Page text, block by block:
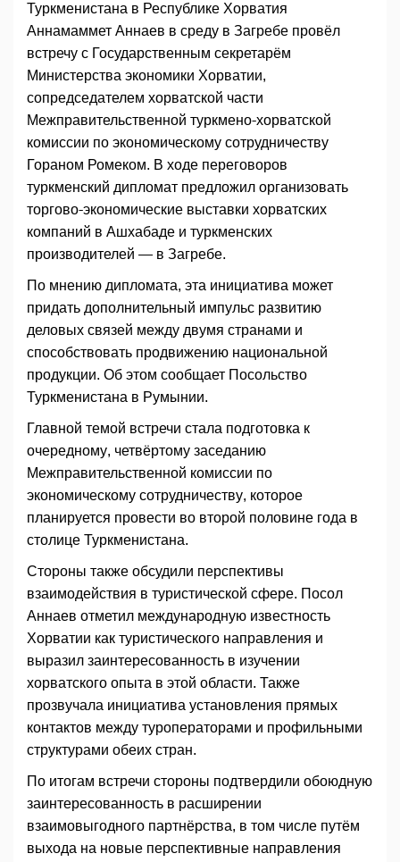
Туркменистана в Республике Хорватия
Аннамаммет Аннаев в среду в Загребе провёл
встречу с Государственным секретарём
Министерства экономики Хорватии,
сопредседателем хорватской части
Межправительственной туркмено-хорватской
комиссии по экономическому сотрудничеству
Гораном Ромеком. В ходе переговоров
туркменский дипломат предложил организовать
торгово-экономические выставки хорватских
компаний в Ашхабаде и туркменских
производителей — в Загребе.
По мнению дипломата, эта инициатива может
придать дополнительный импульс развитию
деловых связей между двумя странами и
способствовать продвижению национальной
продукции. Об этом сообщает Посольство
Туркменистана в Румынии.
Главной темой встречи стала подготовка к
очередному, четвёртому заседанию
Межправительственной комиссии по
экономическому сотрудничеству, которое
планируется провести во второй половине года в
столице Туркменистана.
Стороны также обсудили перспективы
взаимодействия в туристической сфере. Посол
Аннаев отметил международную известность
Хорватии как туристического направления и
выразил заинтересованность в изучении
хорватского опыта в этой области. Также
прозвучала инициатива установления прямых
контактов между туроператорами и профильными
структурами обеих стран.
По итогам встречи стороны подтвердили обоюдную
заинтересованность в расширении
взаимовыгодного партнёрства, в том числе путём
выхода на новые перспективные направления